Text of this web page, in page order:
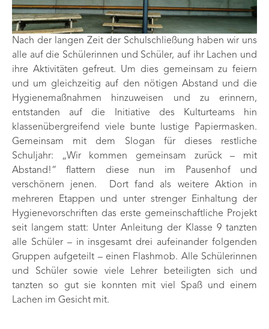
Nach der langen Zeit der Schulschließung haben wir uns
alle auf die Schülerinnen und Schüler, auf ihr Lachen und
ihre Aktivitäten gefreut. Um dies gemeinsam zu feiern
und um gleichzeitig auf den nötigen Abstand und die
Hygienemaßnahmen hinzuweisen und zu erinnern,
entstanden auf die Initiative des Kulturteams hin
klassenübergreifend viele bunte lustige Papiermasken.
Gemeinsam mit dem Slogan für dieses restliche
Schuljahr: „Wir kommen gemeinsam zurück – mit
Abstand!“ flattern diese nun im Pausenhof und
verschönern jenen. Dort fand als weitere Aktion in
mehreren Etappen und unter strenger Einhaltung der
Hygienevorschriften das erste gemeinschaftliche Projekt
seit langem statt: Unter Anleitung der Klasse 9 tanzten
alle Schüler – in insgesamt drei aufeinander folgenden
Gruppen aufgeteilt – einen Flashmob. Alle Schülerinnen
und Schüler sowie viele Lehrer beteiligten sich und
tanzten so gut sie konnten mit viel Spaß und einem
Lachen im Gesicht mit.